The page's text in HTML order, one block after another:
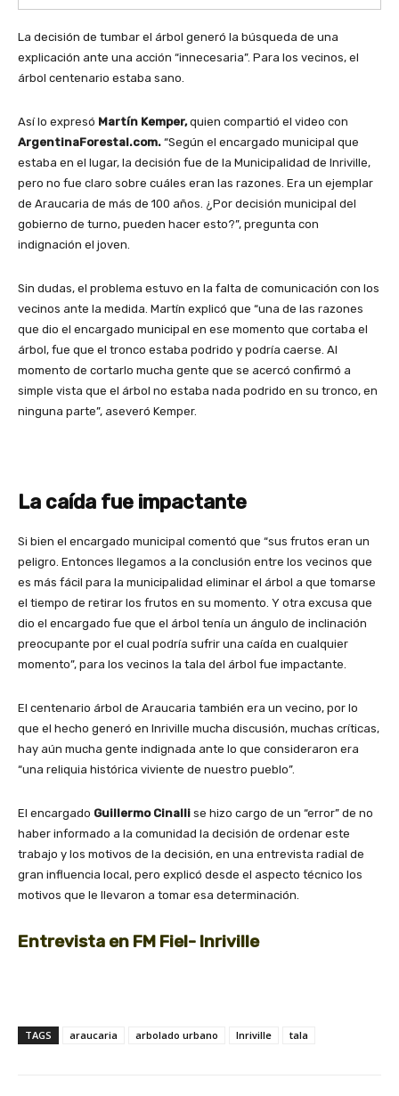
í
d
e
La decisión de tumbar el árbol generó la búsqueda de una
explicación ante una acción “innecesaria”. Para los vecinos, el
árbol centenario estaba sano.
Así lo expresó Martín Kemper,quien compartió el video con
ArgentinaForestal.com. “Según el encargado municipal que
estaba en el lugar, la decisión fue de la Municipalidad de Inriville,
pero no fue claro sobre cuáles eran las razones. Era un ejemplar
de Araucaria de más de 100 años. ¿Por decisión municipal del
gobierno de turno, pueden hacer esto?”, pregunta con
indignación el joven.
Sin dudas, el problema estuvo en la falta de comunicación con los
vecinos ante la medida. Martín explicó que “una de las razones
que dio el encargado municipal en ese momento que cortaba el
árbol, fue que el tronco estaba podrido y podría caerse. Al
momento de cortarlo mucha gente que se acercó confirmó a
simple vista que el árbol no estaba nada podrido en su tronco, en
ninguna parte”, aseveró Kemper.
La caída fue impactante
Si bien el encargado municipal comentó que “sus frutos eran un
peligro. Entonces llegamos a la conclusión entre los vecinos que
es más fácil para la municipalidad eliminar el árbol a que tomarse
el tiempo de retirar los frutos en su momento. Y otra excusa que
dio el encargado fue que el árbol tenía un ángulo de inclinación
preocupante por el cual podría sufrir una caída en cualquier
momento”, para los vecinos la tala del árbol fue impactante.
El centenario árbol de Araucaria también era un vecino, por lo
que el hecho generó en Inriville mucha discusión, muchas críticas,
hay aún mucha gente indignada ante lo que consideraron era
“una reliquia histórica viviente de nuestro pueblo”.
El encargado Guillermo Cinalli se hizo cargo de un “error” de no
haber informado a la comunidad la decisión de ordenar este
trabajo y los motivos de la decisión, en una entrevista radial de
gran influencia local, pero explicó desde el aspecto técnico los
motivos que le llevaron a tomar esa determinación.
Entrevista en FM Fiel- Inriville
TAGS araucaria arbolado urbano Inriville tala